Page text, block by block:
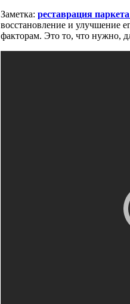
Заметка: реставрация
восстановление и улучшение
факторам. Это то, что нужно,